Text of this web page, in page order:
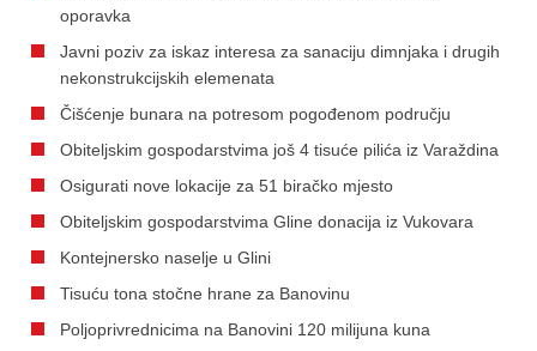
oporavka
Javni poziv za iskaz interesa za sanaciju dimnjaka i drugih
nekonstrukcijskih elemenata
Čišćenje bunara na potresom pogođenom području
Obiteljskim gospodarstvima još 4 tisuće pilića iz Varaždina
Osigurati nove lokacije za 51 biračko mjesto
Obiteljskim gospodarstvima Gline donacija iz Vukovara
Kontejnersko naselje u Glini
Tisuću tona stočne hrane za Banovinu
Poljoprivrednicima na Banovini 120 milijuna kuna